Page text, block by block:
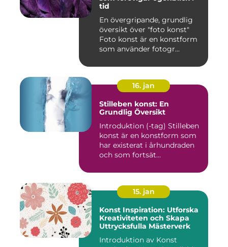
tid
En övergripande, grundlig
översikt över "foto konst"
Foto konst är en konstform
som använder fotogr...
16. jan
Stilleben konst: En
Grundlig Översikt
Introduktion (-tag) Stilleben
konst är en konstform som
har existerat i århundraden
och som fortsät...
15. jan
Konst Inspiration: Utforska
Kreativiteten och Skapa
Uttrycksfulla Mästerverk
Introduktion av Konst